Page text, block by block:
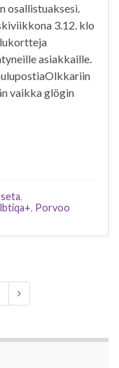
osallistuaksesi.
3.12. klo
asiakkaille.
vaikka glögin
,
, Porvoo